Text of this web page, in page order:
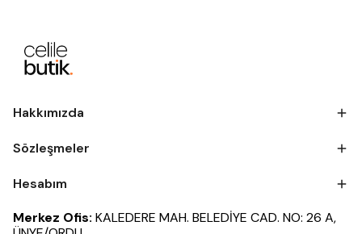
Hakkımızda
Sözleşmeler
Hesabım
Merkez Ofis: KALEDERE MAH. BELEDİYE CAD. NO: 26 A,